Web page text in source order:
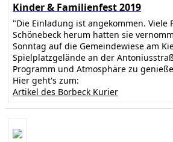
Kinder & Familienfest 2019
"Die Einladung ist angekommen. Viele
Schönebeck herum hatten sie
Sonntag auf die Gemeindewiese am
Spielplatzgelände an der
Programm und Atmosphäre zu
Hier geht's zum:
Artikel des Borbeck Kurier